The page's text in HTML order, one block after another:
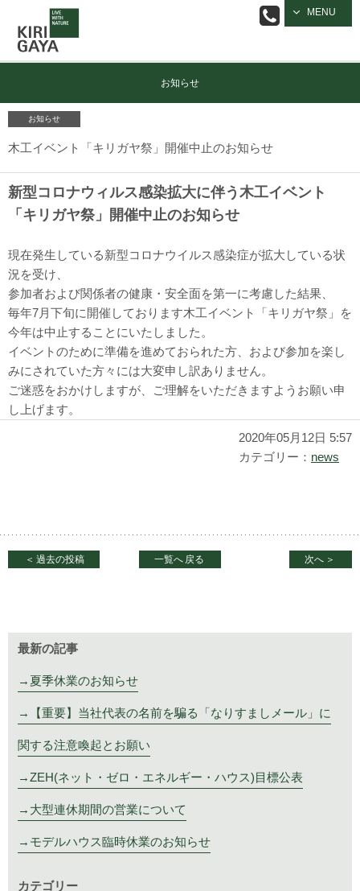
MENU
逗子の工務店
｜キリガヤ
お知らせ
お知らせ
木工イベント「キリガヤ祭」開催中止のお知らせ
新型コロナウィルス感染拡大に伴う木工イベント
「キリガヤ祭」開催中止のお知らせ
現在発生している新型コロナウイルス感染症が拡大している状
況を受け、
参加者および関係者の健康・安全面を第一に考慮した結果、
毎年7月下旬に開催しております木工イベント「キリガヤ祭」を
今年は中止することにいたしました。
イベントのために準備を進めておられた方、および参加を楽し
みにされていた方々には大変申し訳ありません。
ご迷惑をおかけしますが、ご理解をいただきますようお願い申
し上げます。
2020年05月12日 5:57
カテゴリー： news
＜ 過去の投稿 一覧へ 戻る 次へ ＞
最新の記事
夏季休業のお知らせ
【重要】当社代表の名前を騙る「なりすましメール」に
関する注意喚起とお願い
ZEH(ネット・ゼロ・エネルギー・ハウス)目標公表
大型連休期間の営業について
モデルハウス臨時休業のお知らせ
カテゴリー